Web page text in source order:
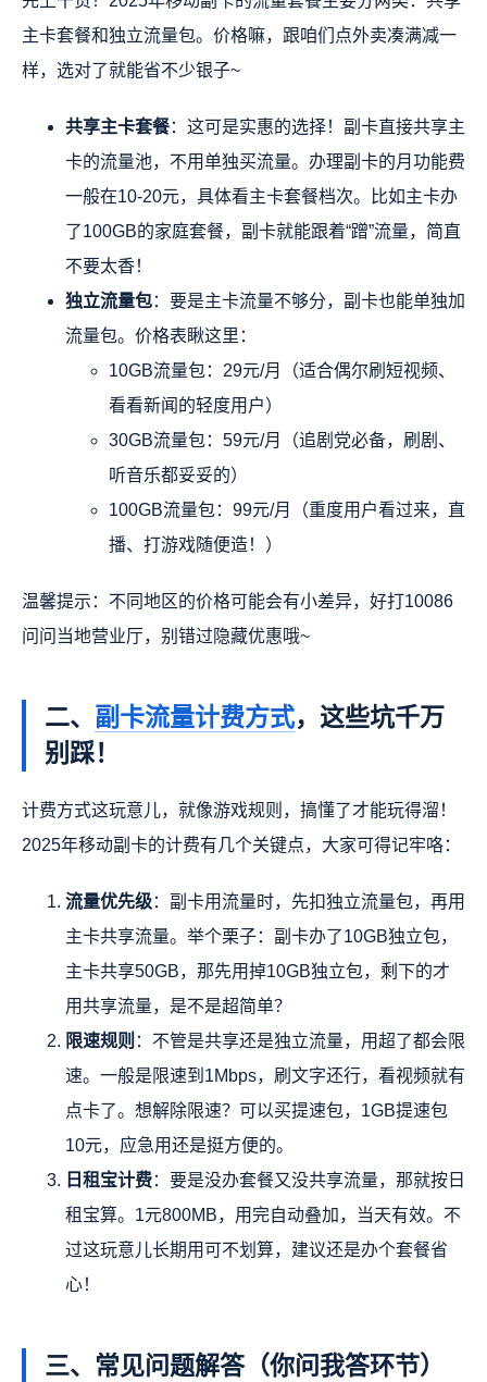
主卡套餐和独立流量包。价格嘛，跟咱们点外卖凑满减一
样，选对了就能省不少银子~
共享主卡套餐：这可是实惠的选择！副卡直接共享主
卡的流量池，不用单独买流量。办理副卡的月功能费
一般在10-20元，具体看主卡套餐档次。比如主卡办
了100GB的家庭套餐，副卡就能跟着“蹭”流量，简直
不要太香！
独立流量包：要是主卡流量不够分，副卡也能单独加
流量包。价格表瞅这里：
10GB流量包：29元/月（适合偶尔刷短视频、
看看新闻的轻度用户）
30GB流量包：59元/月（追剧党必备，刷剧、
听音乐都妥妥的）
100GB流量包：99元/月（重度用户看过来，直
播、打游戏随便造！）
温馨提示：不同地区的价格可能会有小差异，好打10086
问问当地营业厅，别错过隐藏优惠哦~
二、 副卡流量计费方式，这些坑千万
别踩！
计费方式这玩意儿，就像游戏规则，搞懂了才能玩得溜！
2025年移动副卡的计费有几个关键点，大家可得记牢咯：
流量优先级：副卡用流量时，先扣独立流量包，再用
主卡共享流量。举个栗子：副卡办了10GB独立包，
主卡共享50GB，那先用掉10GB独立包，剩下的才
用共享流量，是不是超简单？
限速规则 ：不管是共享还是独立流量，用超了都会限
速。一般是限速到1Mbps，刷文字还行，看视频就有
点卡了。想解除限速？可以买提速包，1GB提速包
10元，应急用还是挺方便的。
日租宝计费：要是没办套餐又没共享流量，那就按日
租宝算。1元800MB，用完自动叠加，当天有效。不
过这玩意儿长期用可不划算，建议还是办个套餐省
心！
三、常见问题解答（你问我答环节）